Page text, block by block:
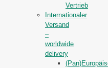
Vertrieb
Internationaler
Versand
–
worldwide
delivery